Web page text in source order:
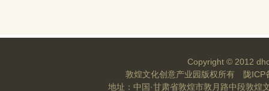
Copyright © 2012
敦煌文化创意产业园版权所有
陇ICP
地址：中国·甘肃省敦煌市敦月路中段敦